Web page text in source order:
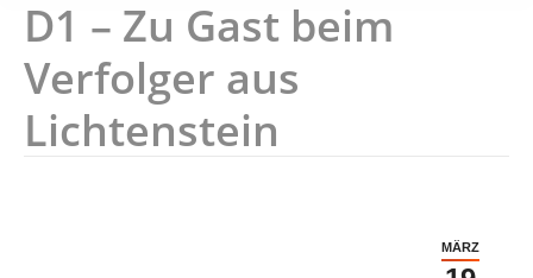
D1 – Zu Gast beim
Verfolger aus
Lichtenstein
MÄRZ